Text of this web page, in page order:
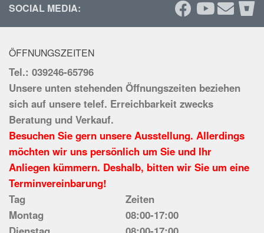
SOCIAL MEDIA:
ÖFFNUNGSZEITEN
Tel.: 039246-65796
Unsere unten stehenden Öffnungszeiten beziehen
sich auf unsere telef. Erreichbarkeit zwecks
Beratung und Verkauf.
Besuchen Sie gern unsere Ausstellung. Allerdings
möchten wir uns persönlich um Sie und Ihr
Anliegen kümmern. Deshalb, bitten wir Sie um eine
Terminvereinbarung!
Tag
Zeiten
Montag
08:00-17:00